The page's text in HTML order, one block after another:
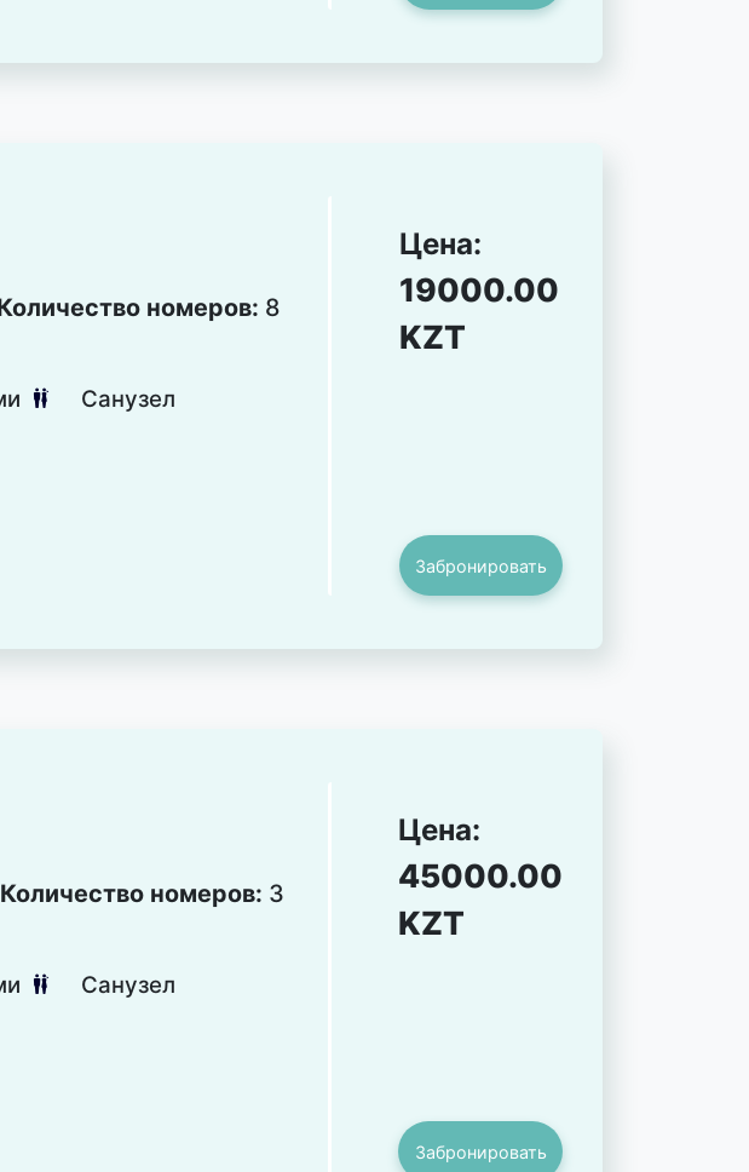
номеров: 8
댃 Санузел
Цена:
19000.00
KZT
Забронировать
Количество номеров: 3
댃 Санузел
Цена:
45000.00
KZT
Забронировать